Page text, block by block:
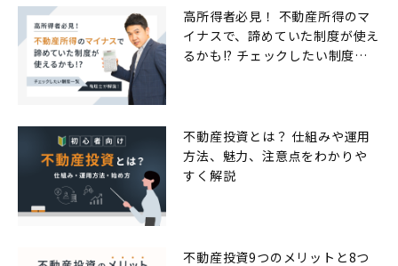
高所得者必見！ 不動産所得のマ
イナスで、諦めていた制度が使え
るかも!? チェックしたい制度一
不動産投資とは？ 仕組みや運用
方法、魅力、注意点をわかりや
すく解説
不動産投資9つのメリットと8つ